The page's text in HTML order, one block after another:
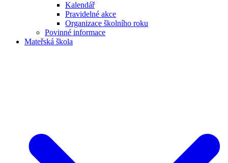
Kalendář
Pravidelné akce
Organizace školního roku
Povinné informace
Mateřská škola